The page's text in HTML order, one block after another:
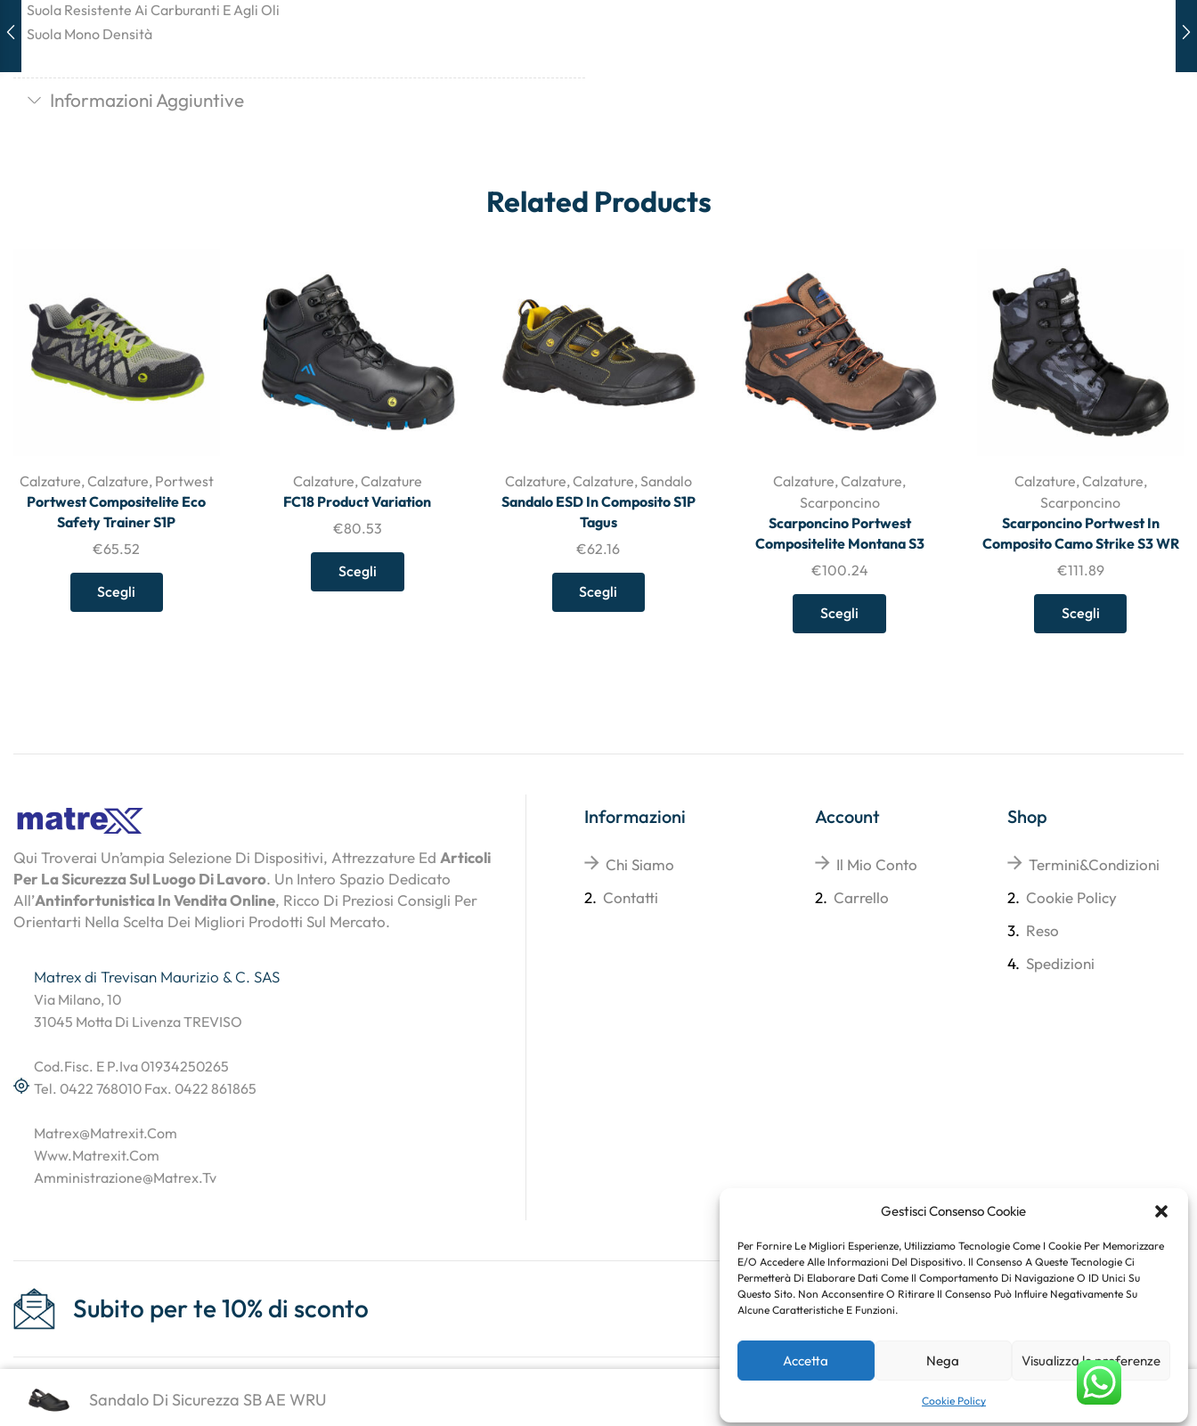
Gestisci Consenso Cookie
Per Fornire Le Migliori Esperienze, Utilizziamo Tecnologie Come I Cookie Per Memorizzare
E/o Accedere Alle Informazioni Del Dispositivo. Il Consenso A Queste Tecnologie Ci
Permetterà Di Elaborare Dati Come Il Comportamento Di Navigazione O ID Unici Su
Questo Sito. Non Acconsentire O Ritirare Il Consenso Può Influire Negativamente Su
Alcune Caratteristiche E Funzioni.
Accetta Nega Visualizza le preferenze
Cookie Policy
Suola Resistente Ai Carburanti E Agli Oli
Suola Mono Densità
Informazioni Aggiuntive
Related Products
Calzature, Calzature, Portwest
Portwest Compositelite Eco
Safety Trainer S1P
€65.52
Scegli
Calzature, Calzature
FC18 Product Variation
€80.53
Scegli
Calzature, Calzature, Sandalo
Sandalo ESD In Composito S1P
Tagus
€62.16
Scegli
Calzature,Calzature,
Scarponcino
Scarponcino Portwest
Compositelite Montana S3
€100.24
Scegli
Calzature, Calzature,
Scarponcino
Scarponcino Portwest In
Composito Camo Strike S3 WR
€111.89
Scegli
Qui Troverai Un’ampia Selezione Di Dispositivi, Attrezzature Ed Articoli
Per La Sicurezza Sul Luogo Di Lavoro. Un Intero Spazio Dedicato
All’Antinfortunistica In Vendita Online, Ricco Di Preziosi Consigli Per
Orientarti Nella Scelta Dei Migliori Prodotti Sul Mercato.
Matrex di Trevisan Maurizio & C. SAS
Via Milano, 10
31045 Motta Di Livenza TREVISO
Cod.Fisc. E P.Iva 01934250265
Tel. 0422 768010 Fax. 0422 861865
Matrex@matrexit.com
Www.matrexit.com
Amministrazione@matrex.tv
Informazioni
Chi Siamo
2. Contatti
Account
Il Mio Conto
2. Carrello
Shop
Termini&Condizioni
2. Cookie Policy
3. Reso
4. Spedizioni
Subito per te 10% di sconto
Copyright © 2023 . Created ByMarco Genovese
Sandalo Di Sicurezza SB AE WRU €42.00 Scegli